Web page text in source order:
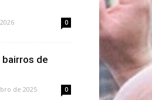
0
bairros de
de 2025 0